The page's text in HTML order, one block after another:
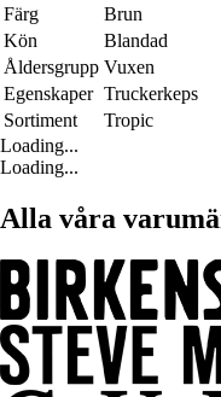
Färg
Brun
Kön
Blandad
Åldersgrupp Vuxen
Egenskaper Truckerkeps
Sortiment
Tropic
Loading...
Loading...
Alla våra